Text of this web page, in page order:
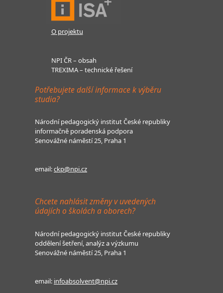
O projektu
NPI ČR – obsah
TREXIMA – technické řešení
Potřebujete další informace k výběru
studia?
Národní pedagogický institut České republiky
informačně poradenská podpora
Senovážné náměstí 25, Praha 1
email:ckp@npi.cz
Chcete nahlásit změny v uvedených
údajích o školách a oborech?
Národní pedagogický institut České republiky
oddělení šetření, analýz a výzkumu
Senovážné náměstí 25, Praha 1
email: infoabsolvent@npi.cz